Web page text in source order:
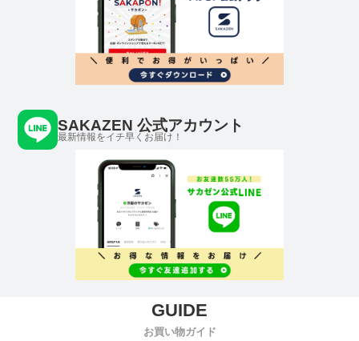
SAKAZEN 公式アカウント
最新情報をイチ早くお届け！
お買い物ガイド